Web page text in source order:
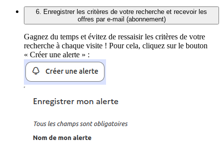
6. Enregistrer les critères de votre recherche et recevoir les
offres par e-mail (abonnement)
Gagnez du temps et évitez de ressaisir les critères de votre
recherche à chaque visite ! Pour cela, cliquez sur le bouton
« Créer une alerte » :